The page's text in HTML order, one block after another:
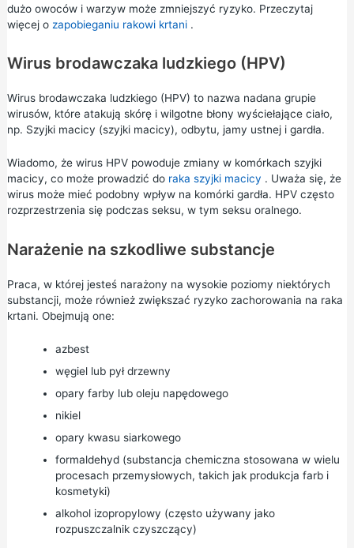
dużo owoców i warzyw może zmniejszyć ryzyko. Przeczytaj
więcej o zapobieganiu rakowi krtani.
Wirus brodawczaka ludzkiego (HPV)
Wirus brodawczaka ludzkiego (HPV) to nazwa nadana grupie
wirusów, które atakują skórę i wilgotne błony wyściełające ciało,
np. Szyjki macicy (szyjki macicy), odbytu, jamy ustnej i gardła.
Wiadomo, że wirus HPV powoduje zmiany w komórkach szyjki
macicy, co może prowadzić do raka szyjki macicy . Uważa się, że
wirus może mieć podobny wpływ na komórki gardła. HPV często
rozprzestrzenia się podczas seksu, w tym seksu oralnego.
Narażenie na szkodliwe substancje
Praca, w której jesteś narażony na wysokie poziomy niektórych
substancji, może również zwiększać ryzyko zachorowania na raka
krtani. Obejmują one:
azbest
węgiel lub pył drzewny
opary farby lub oleju napędowego
nikiel
opary kwasu siarkowego
formaldehyd (substancja chemiczna stosowana w wielu
procesach przemysłowych, takich jak produkcja farb i
kosmetyki)
alkohol izopropylowy (często używany jako
rozpuszczalnik czyszczący)